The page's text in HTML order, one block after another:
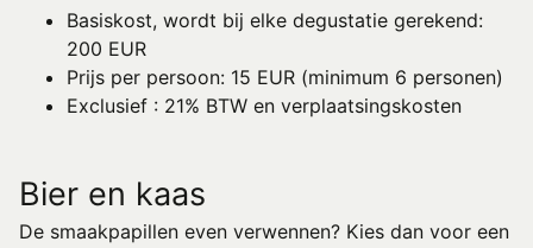
Basiskost, wordt bij elke degustatie gerekend:
200 EUR
Prijs per persoon: 15 EUR (minimum 6 personen)
Exclusief : 21% BTW en verplaatsingskosten
Bier en kaas
De smaakpapillen even verwennen? Kies dan voor een